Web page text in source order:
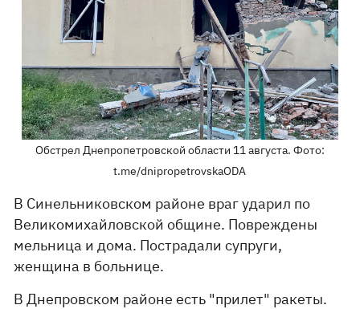
Обстрел Днепропетровской области 11 августа. Фото:
t.me/dnipropetrovskaODA
В Синельниковском районе враг ударил по
Великомихайловской общине. Повреждены
мельница и дома. Пострадали супруги,
женщина в больнице.
В Днепровском районе есть "прилет" ракеты.